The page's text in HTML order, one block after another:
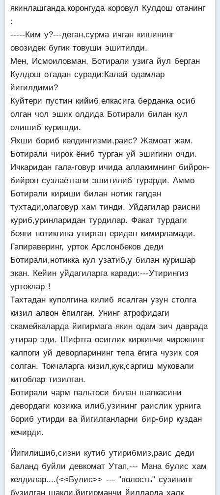
якинлашганда,коронгуда коровул Кулдош отанинг
:
-----Ким у?---деган,сурма ичган кишининг
овозидек бугик товуши эшитилди.
Мен, Исмоиловман, Ботирали узига йул берган
Кулдош отадан суради:Калай одамлар
йигилдими?
Куйтери пустин кийиб,елкасига берданка осиб
олган чол эшик олдида Ботирали билан кул
олишиб куришди.
Яхши бориб келдингизми,раис? Жамоат жам.
Ботирали чирок ёниб турган уй эшигини очди.
Ичкаридан гала-говур ичида аллакимнинг бийрон-
бийрон сузлаётгани эшитилиб турарди. Аммо
Ботирали кириши билан нотик гапдан
тухтади,олаговур хам тинди. Уйдагилар раисни
куриб,уринларидан турдилар. Факат турдаги
бояги нотикгина утирган еридан кимирламади.
Гапираверинг, урток Арслонбеков деди
Ботирали,нотикка кул узатиб,у билан куришар
экан. Кейин уйдагиларга каради:---Утирингиз
уртоклар !
Тахтадан куполгина килиб ясалган узун столга
кизил алвон ёпилган. Унинг атрофидаги
скамейкаларда йигирмага якин одам зич даврада
утирар эди. Шифтга осиглик киркинчи чирокнинг
калпоги уй деворларининг тепа ёгига чузик соя
солган. Токчаларга кизил,кук,саргиш муковали
китоблар тизилган.
Ботирали чарм пальтоси билан шапкасини
девордаги козикка илиб,узининг раислик урнига
бориб утирди ва йигилганларни бир-бир куздан
кечирди.
Йигилишиб,сизни кутиб утирибмиз,раис деди
баланд буйли девкомат Утап,--- Мана булис хам
келдилар....(<<Булис>> --- "волость" сузининг
бузилган шакли,йигирманчи йилларда халк